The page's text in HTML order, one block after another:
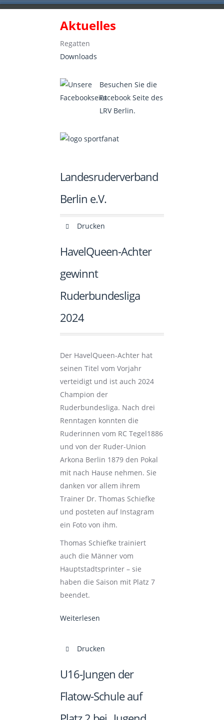
Landesruderverband Berlin e.V.
Aktuelles
Regatten
Downloads
Besuchen Sie die
Facebook Seite des
LRV Berlin.
Landesruderverband
Berlin e.V.
Drucken
HavelQueen-Achter
gewinnt
Ruderbundesliga
2024
Der HavelQueen-Achter hat
seinen Titel vom Vorjahr
verteidigt und ist auch 2024
Champion der
Ruderbundesliga. Nach drei
Renntagen konnten die
Ruderinnen vom RC Tegel1886
und von der Ruder-Union
Arkona Berlin 1879 den Pokal
mit nach Hause nehmen. Sie
danken vor allem ihrem
Trainer Dr. Thomas Schiefke
und posteten auf Instagram
ein Foto von ihm.
Thomas Schiefke trainiert
auch die Männer vom
Hauptstadtsprinter – sie
haben die Saison mit Platz 7
beendet.
Weiterlesen
Drucken
U16-Jungen der
Flatow-Schule auf